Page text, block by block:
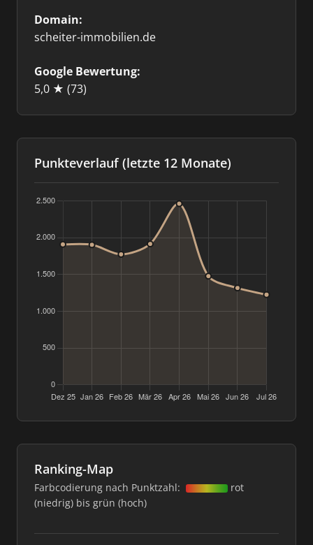
Domain:
scheiter-immobilien.de
Google Bewertung:
5,0 ★ (73)
Punkteverlauf (letzte 12 Monate)
Ranking-Map
Farbcodierung nach Punktzahl:
rot
(niedrig) bis grün (hoch)